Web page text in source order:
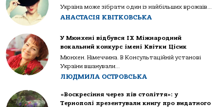
Україна може зібрати один із найбільших врожаїв...
АНАСТАСІЯ КВІТКОВСЬКА
У Мюнхені відбувся IX Міжнародний
вокальний конкурс імені Квітки Цісик
Мюнхен. Німеччина. В Консультаційній установі
України вшанували...
ЛЮДМИЛА ОСТРОВСЬКА
«Воскресіння через пів століття»: у
Тернополі презентували книгу про видатного